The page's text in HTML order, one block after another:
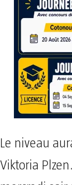
Le niveau
Viktoria